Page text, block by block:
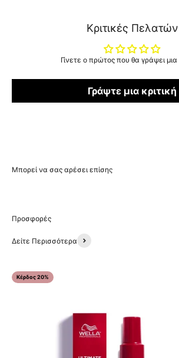
Κριτικές Πελατών
Γίνετε ο πρώτος που θα γράψει μια
Γράψτε μια κριτική
Δείτε Περισσότερα
Κέρδος 20%